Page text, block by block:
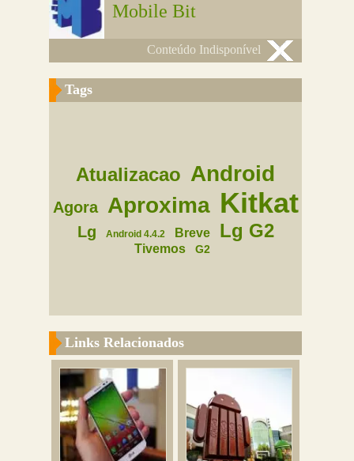
Mobile Bit
Conteúdo Indisponível
Tags
Atualizacao Android
Agora Aproxima Kitkat
Lg Android 4.4.2 Breve Lg G2
Tivemos G2
Links Relacionados